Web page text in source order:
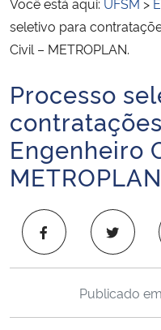
Ministério da Economia
Ministério da Infraestrutura
Ministério da Agricultura,
Ministério da Educação
Ministério da Cidadania
Ministério da Saúde
Ministério de Minas e Energia
seletivo para
Civil – METROPLAN.
Início do conteúdo
Processo
Engenheiro
Publicado em